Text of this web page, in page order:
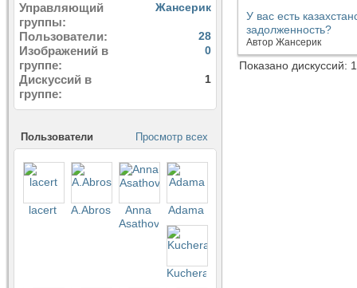
У вас есть
задолженность?
Автор Жансерик
Показано дискуссий:
Управляющий
группы
Жансерик
Пользователи 28
Изображений в
группе
0
Дискуссий в
группе
1
Просмотр всех
Пользователи
lacert A.AbrosimovAnna
Asathova
Аdama
Kuchera